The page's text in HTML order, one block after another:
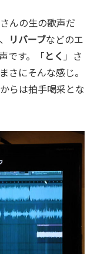
んの生の歌声だ
リバーブなどのエ
です。「とく 」さ
さにそんな感じ。
らは拍手喝采とな